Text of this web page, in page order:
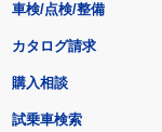
車検/点検/整備
カタログ請求
購入相談
試乗車検索